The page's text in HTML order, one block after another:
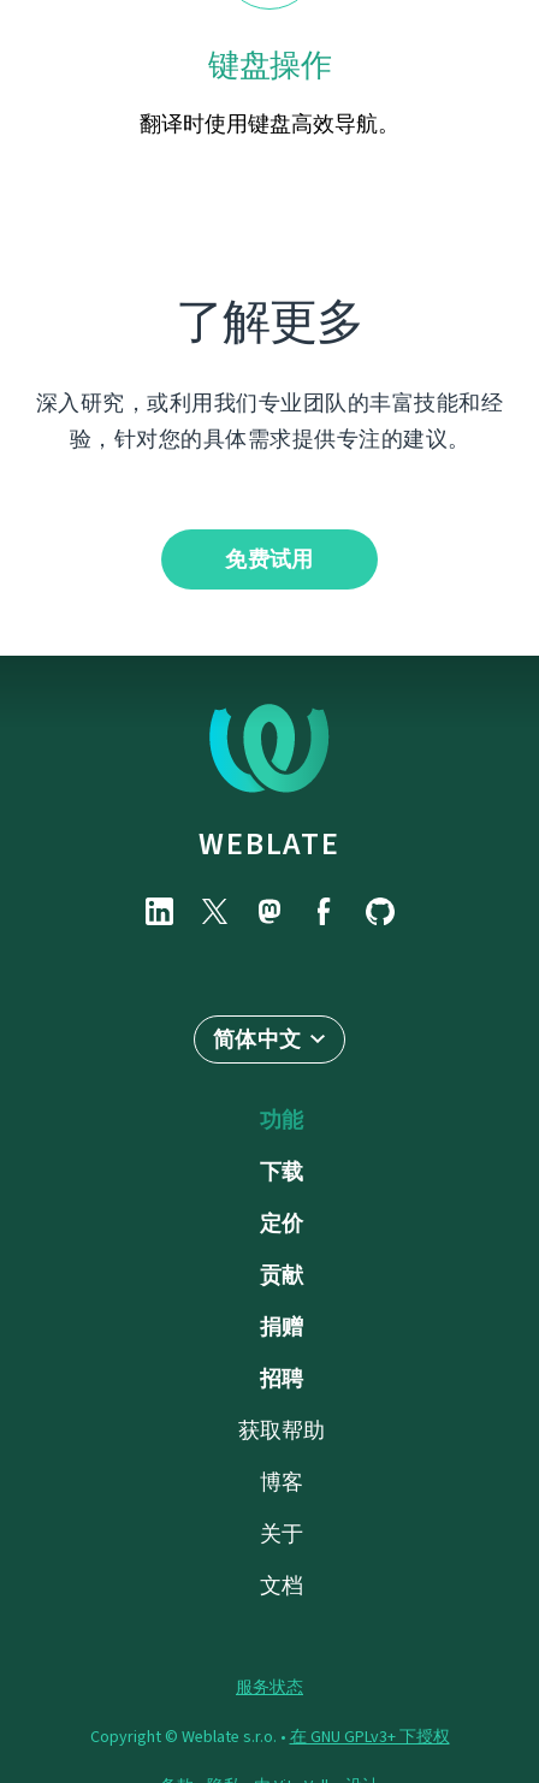
键盘操作
翻译时使用键盘高效导航。
了解更多
深入研究，或利用我们专业团队的丰富技能和经
验，针对您的具体需求提供专注的建议。
免费试用
WEBLATE
简体中文
功能
下载
定价
贡献
捐赠
招聘
获取帮助
博客
关于
文档
服务状态
Copyright © Weblate s.r.o. • 在 GNU GPLv3+ 下授权